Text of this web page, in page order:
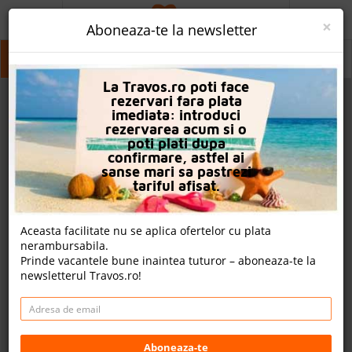
Tsilivi Tsilivi
PROMO
CAUTA REZERVARE
OFERTA PERSONALIZATA
DESPRE NOI
LOGIN
CAZARE
CHARTER AVION
CAZARE + AUTOCAR
CONTACT
×
Aboneaza-te la newsletter
La Travos.ro poti face
rezervari fara plata
imediata: introduci
rezervarea acum si o
poti plati dupa
confirmare, astfel ai
sanse mari sa pastrezi
tariful afisat.
Aceasta facilitate nu se aplica ofertelor cu plata
nerambursabila.
Prinde vacantele bune inaintea tuturor – aboneaza-te la
newsletterul Travos.ro!
Aboneaza-te